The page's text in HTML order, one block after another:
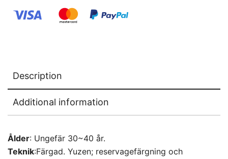
Description
Additional information
Ålder: Ungefär 30~40 år.
Teknik:Färgad. Yuzen; reservagefärgning och